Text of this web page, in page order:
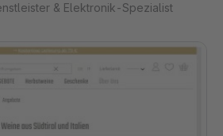
& Elektronik-Spezialist